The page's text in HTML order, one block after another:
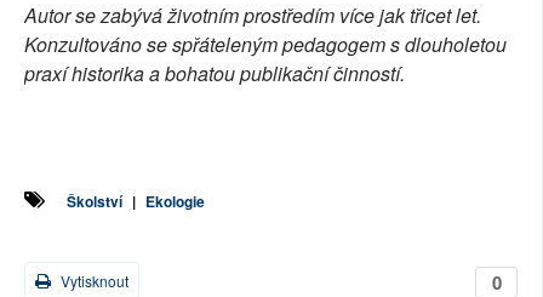
Autor se zabývá životním prostředím více jak třicet let.
Konzultováno se spřáteleným pedagogem s dlouholetou
praxí historika a bohatou publikační činností.
Školství | Ekologie
0
Vytisknout